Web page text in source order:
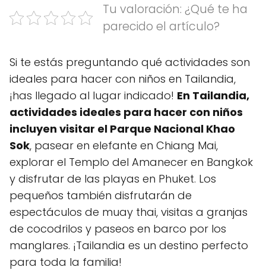
Tu valoración: ¿Qué te ha
parecido el artículo?
Si te estás preguntando qué actividades son
ideales para hacer con niños en Tailandia,
¡has llegado al lugar indicado! En Tailandia,
actividades ideales para hacer con niños
incluyen visitar el Parque Nacional Khao
Sok, pasear en elefante en Chiang Mai,
explorar el Templo del Amanecer en Bangkok
y disfrutar de las playas en Phuket. Los
pequeños también disfrutarán de
espectáculos de muay thai, visitas a granjas
de cocodrilos y paseos en barco por los
manglares. ¡Tailandia es un destino perfecto
para toda la familia!